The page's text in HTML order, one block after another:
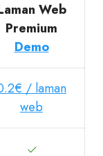
Web
Premium
Demo
/ laman
web